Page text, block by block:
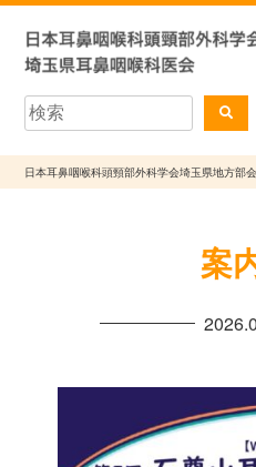
日本耳鼻咽喉科頭頸部外科学会埼玉県地方部
案